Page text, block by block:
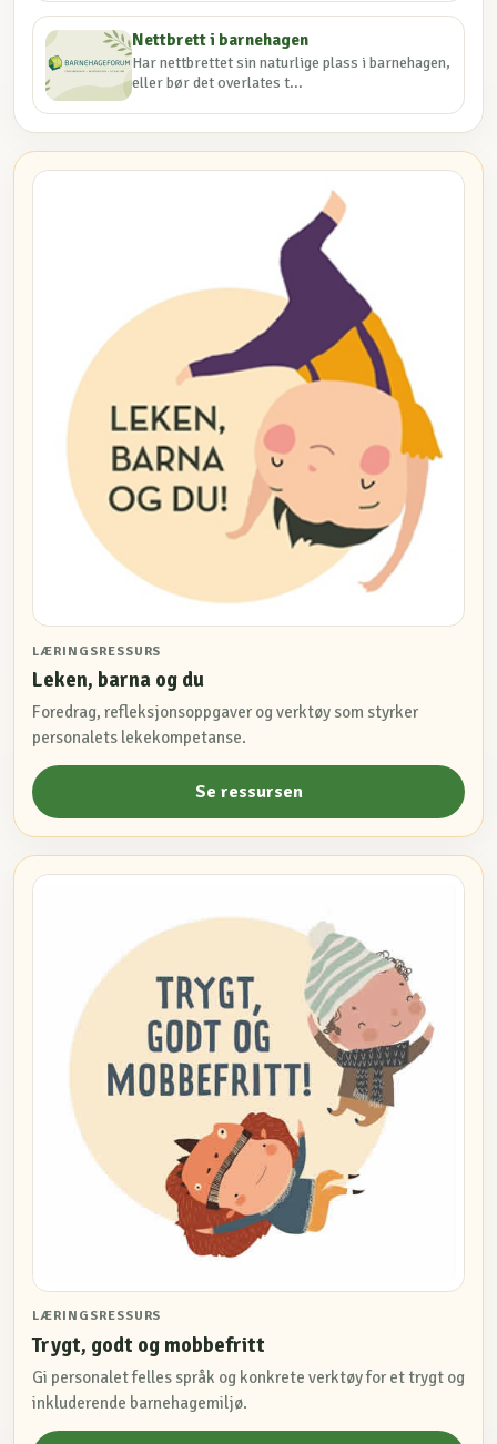
Nettbrett i barnehagen
Har nettbrettet sin naturlige plass i barnehagen,
eller bør det overlates t...
LÆRINGSRESSURS
Leken, barna og du
Foredrag, refleksjonsoppgaver og verktøy som styrker
personalets lekekompetanse.
Se ressursen
LÆRINGSRESSURS
Trygt, godt og mobbefritt
Gi personalet felles språk og konkrete verktøy for et trygt og
inkluderende barnehagemiljø.